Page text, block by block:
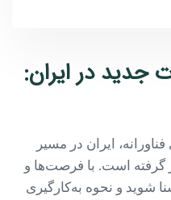
جدید در ایران:
ایران در مسیر
گرفته است. با فرصت‌ها و
شوید و نحوه به‌کارگیری